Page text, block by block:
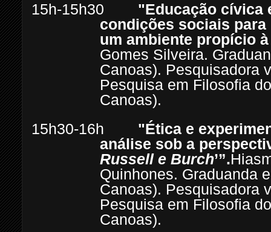
15h-15h30 "Educação cívica
condições sociais
um ambiente propício
Gomes Silveira.
Canoas). Pesquisadora
Pesquisa em Filosofia
Canoas).
15h30-16h "Ética e
análise sob a
Russell e Burch’”.
Quinhones. Graduanda
Canoas). Pesquisadora
Pesquisa em Filosofia
Canoas).